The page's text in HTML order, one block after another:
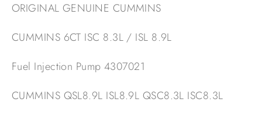
ORIGINAL GENUINE CUMMINS
CUMMINS 6CT ISC 8.3L / ISL 8.9L
Fuel Injection Pump 4307021
CUMMINS QSL8.9L ISL8.9L QSC8.3L ISC8.3L